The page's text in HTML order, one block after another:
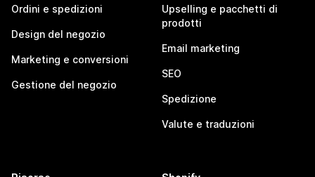
Ordini e spedizioni
Design del negozio
Marketing e conversioni
Gestione del negozio
Upselling e pacchetti di
prodotti
Email marketing
SEO
Spedizione
Valute e traduzioni